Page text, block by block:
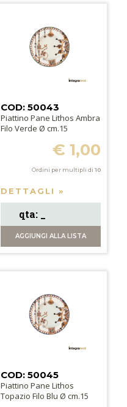
COD: 50043
Piattino Pane Lithos Ambra
Filo Verde Ø cm.15
€ 1,00
Ordini per multipli di 10
DETTAGLI »
AGGIUNGI ALLA LISTA
COD: 50045
Piattino Pane Lithos
Topazio Filo Blu Ø cm.15